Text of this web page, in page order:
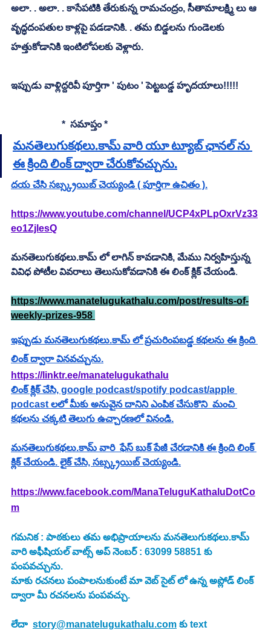
అలా. . అలా. . కాసేపటికి తేరుకున్న రామచంద్రం, సీతామాలక్ష్మి లు ఆ
వృద్ధదంపతుల కాళ్లపై పడడానికి. . తమ బిడ్డలను గుండెలకు
హత్తుకోడానికి ఇంటిలోపలకు వెళ్లారు.
ఇప్పుడు వాళ్లిద్దరివీ పూర్తిగా ' పుటం ' పెట్టబడ్డ హృదయాలు!!!!!
                     *  సమాప్తం *
మనతెలుగుకథలు.కామ్ వారి యూ ట్యూబ్ ఛానల్ ను
ఈ క్రింది లింక్ ద్వారా చేరుకోవచ్చును.
దయ చేసి సబ్స్క్రయిబ్ చెయ్యండి ( పూర్తిగా ఉచితం ).
https://www.youtube.com/channel/UCP4xPLpOxrVz33
eo1ZjlesQ
మనతెలుగుకథలు.కామ్ లో లాగిన్ కావడానికి, మేము నిర్వహిస్తున్న
వివిధ పోటీల వివరాలు తెలుసుకోవడానికి ఈ లింక్ క్లిక్ చేయండి.
https://www.manatelugukathalu.com/post/results-of-
weekly-prizes-958
ఇప్పుడు మనతెలుగుకథలు.కామ్ లో ప్రచురింపబడ్డ కథలను ఈ క్రింది
లింక్ ద్వారా వినవచ్చును.
https://linktr.ee/manatelugukathalu
లింక్ క్లిక్ చేసి, google podcast/spotify podcast/apple
podcast లలో మీకు అనువైన దానిని ఎంపిక చేసుకొని  మంచి
కథలను చక్కటి తెలుగు ఉచ్చారణలో వినండి.
మనతెలుగుకథలు.కామ్ వారి  ఫేస్ బుక్ పేజీ చేరడానికి ఈ క్రింది లింక్
క్లిక్ చేయండి. లైక్ చేసి, సబ్స్క్రయిబ్ చెయ్యండి.
https://www.facebook.com/ManaTeluguKathaluDotCo
m
గమనిక : పాఠకులు తమ అభిప్రాయాలను మనతెలుగుకథలు.కామ్
వారి అఫీషియల్ వాట్స్ అప్ నెంబర్ : 63099 58851 కు
పంపవచ్చును.
మాకు రచనలు పంపాలనుకుంటే మా వెబ్ సైట్ లో ఉన్న అప్లోడ్ లింక్
ద్వారా మీ రచనలను పంపవచ్చు.
లేదా story@manatelugukathalu.com కు text